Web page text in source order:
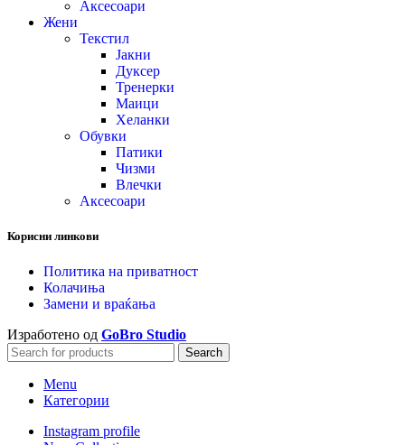
Аксесоари
Жени
Текстил
Јакни
Дуксер
Тренерки
Маици
Хеланки
Обувки
Патики
Чизми
Влечки
Аксесоари
Корисни линкови
Политика на приватност
Колачиња
Замени и враќања
Изработено од GoBro Studio
Search
Menu
Категории
Instagram profile